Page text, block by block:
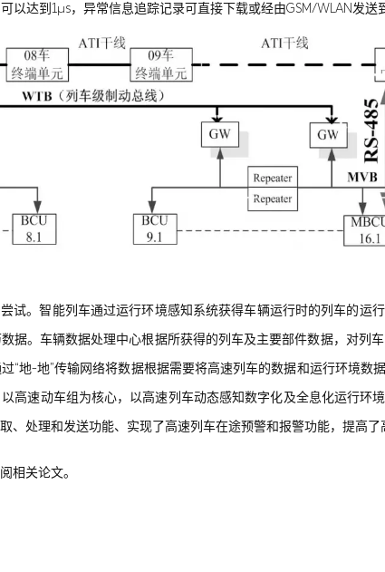
以达到1μs，异常信息追踪记录可直接下载或经由GSM/WLAN发送
试。智能列车通过运行环境感知系统获得车辆运行时的列车的运
据。车辆数据处理中心根据所获得的列车及主要部件数据，对列
“地-地”传输网络将数据根据需要将高速列车的数据和运行环境
高速动车组为核心，以高速列车动态感知数字化及全息化运行环
、处理和发送功能、实现了高速列车在途预警和报警功能，提高了
相关论文。